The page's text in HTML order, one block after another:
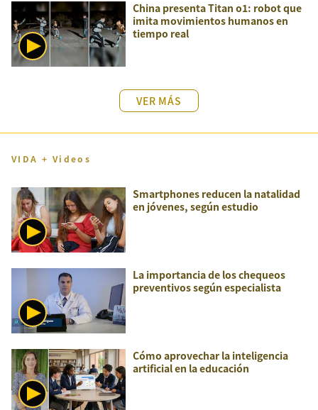
China presenta Titan o1: robot que
imita movimientos humanos en
tiempo real
VER MÁS
VIDA + Videos
Smartphones reducen la natalidad
en jóvenes, según estudio
La importancia de los chequeos
preventivos según especialista
Cómo aprovechar la inteligencia
artificial en la educación